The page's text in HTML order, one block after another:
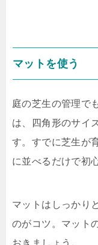
マットを使う
庭の芝生の管理で
は、四角形のサイ
す。すでに芝生が
に並べるだけで初
マットはしっかり
のがコツ。マット